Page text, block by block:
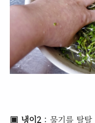
▣ 냉이2 : 물기를 탈